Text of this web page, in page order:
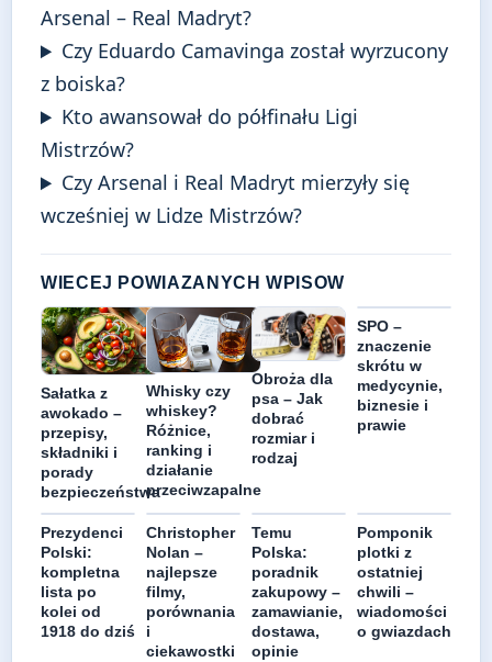
Arsenal – Real Madryt?
Czy Eduardo Camavinga został wyrzucony
z boiska?
Kto awansował do półfinału Ligi
Mistrzów?
Czy Arsenal i Real Madryt mierzyły się
wcześniej w Lidze Mistrzów?
WIECEJ POWIAZANYCH WPISOW
Sałatka z
awokado –
przepisy,
składniki i
porady
bezpieczeństwa
Whisky czy
whiskey?
Różnice,
ranking i
działanie
przeciwzapalne
Obroża dla
psa – Jak
dobrać
rozmiar i
rodzaj
SPO –
znaczenie
skrótu w
medycynie,
biznesie i
prawie
Prezydenci
Polski:
kompletna
lista po
kolei od
1918 do dziś
Christopher
Nolan –
najlepsze
filmy,
porównania
i
ciekawostki
Temu
Polska:
poradnik
zakupowy –
zamawianie,
dostawa,
opinie
Pomponik
plotki z
ostatniej
chwili –
wiadomości
o gwiazdach